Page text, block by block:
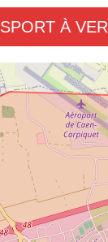
À